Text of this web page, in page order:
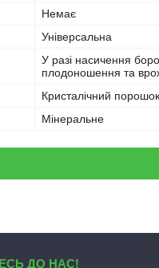
Немає
Універсальна
У разі насичення
плодоношення та
Кристалічний порошок
Мінеральне
ДО НАС!